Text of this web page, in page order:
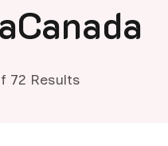
72 Results